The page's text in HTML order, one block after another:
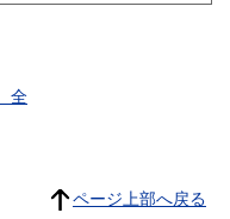
全
ページ上部へ戻る